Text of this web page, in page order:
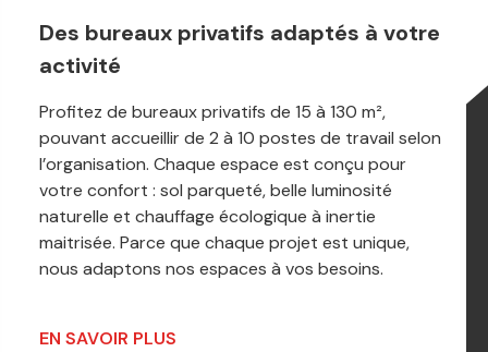
Des bureaux privatifs adaptés à votre
activité
Profitez de bureaux privatifs de 15 à 130 m²,
pouvant accueillir de 2 à 10 postes de travail selon
l’organisation. Chaque espace est conçu pour
votre confort : sol parqueté, belle luminosité
naturelle et chauffage écologique à inertie
maitrisée. Parce que chaque projet est unique,
nous adaptons nos espaces à vos besoins.
EN SAVOIR PLUS